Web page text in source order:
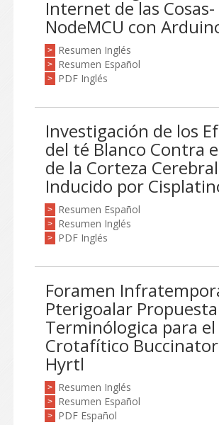
Internet de las Cosas-
NodeMCU con
> Resumen Inglés
> Resumen Español
> PDF Inglés
Investigación de los
del té Blanco Contra
de la Corteza Cerebral
Inducido por
> Resumen Español
> Resumen Inglés
> PDF Inglés
Foramen
Pterigoalar Propuesta
Terminólogica para
Crotafítico
Hyrtl
> Resumen Inglés
> Resumen Español
> PDF Español